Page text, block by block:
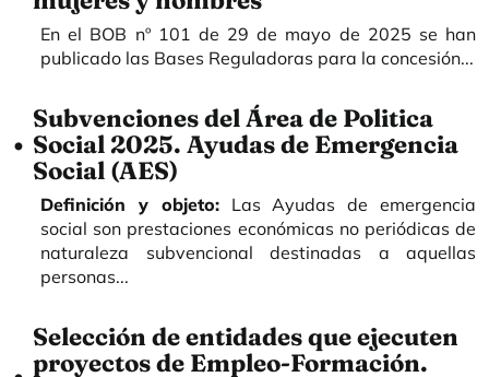
En el BOB nº 101 de 29 de mayo de 2025 se han
publicado las Bases Reguladoras para la concesión...
Subvenciones del Área de Politica
Social 2025. Ayudas de Emergencia
Social (AES)
Definición y objeto:Las Ayudas de emergencia
social son prestaciones económicas no periódicas de
naturaleza subvencional destinadas a aquellas
personas...
Selección de entidades que ejecuten
proyectos de Empleo-Formación.